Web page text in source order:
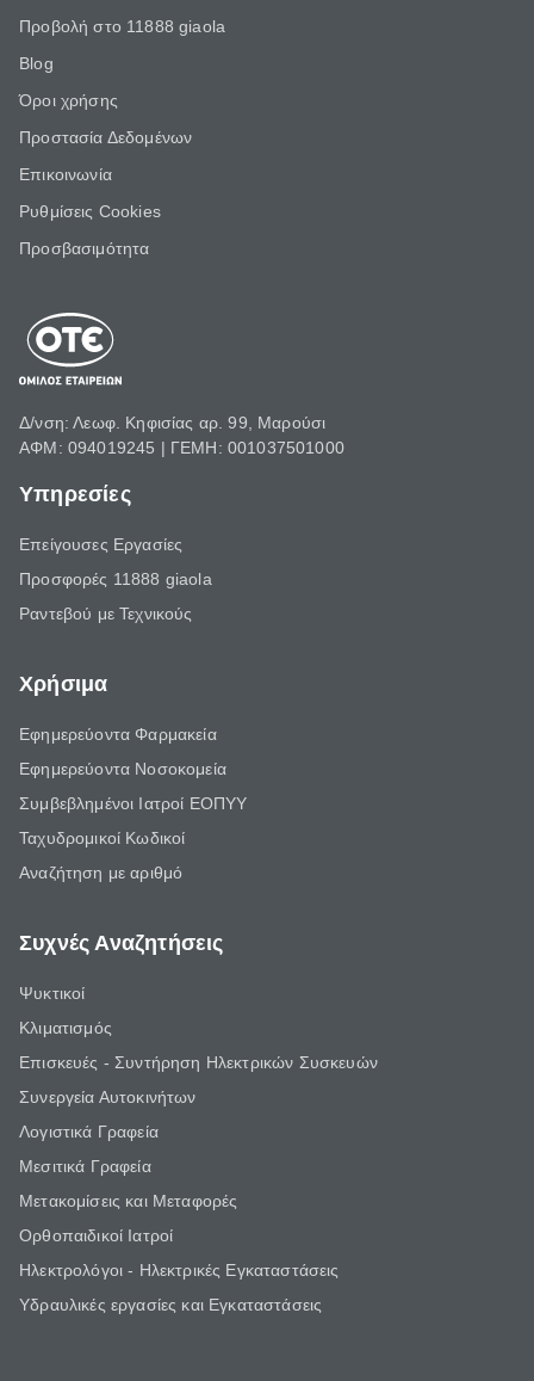
Προβολή στο 11888 giaola
Blog
Όροι χρήσης
Προστασία Δεδομένων
Επικοινωνία
Ρυθμίσεις Cookies
Προσβασιμότητα
Δ/νση: Λεωφ. Κηφισίας αρ. 99, Μαρούσι
ΑΦΜ: 094019245 | ΓΕΜΗ: 001037501000
Υπηρεσίες
Επείγουσες Εργασίες
Προσφορές 11888 giaola
Ραντεβού με Τεχνικούς
Χρήσιμα
Εφημερεύοντα Φαρμακεία
Εφημερεύοντα Νοσοκομεία
Συμβεβλημένοι Ιατροί ΕΟΠΥΥ
Ταχυδρομικοί Κωδικοί
Αναζήτηση με αριθμό
Συχνές Αναζητήσεις
Ψυκτικοί
Κλιματισμός
Επισκευές - Συντήρηση Ηλεκτρικών Συσκευών
Συνεργεία Αυτοκινήτων
Λογιστικά Γραφεία
Μεσιτικά Γραφεία
Μετακομίσεις και Μεταφορές
Ορθοπαιδικοί Ιατροί
Ηλεκτρολόγοι - Ηλεκτρικές Εγκαταστάσεις
Υδραυλικές εργασίες και Εγκαταστάσεις